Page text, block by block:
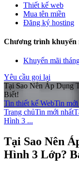
Thiết kế web
Mua tên miền
Đăng ký hosting
Chương trình khuyến
Khuyến mãi
Yêu cầu gọi lại
Tại Sao Nên Áp Dụng
Biết!
Tin thiết kế WebTin mới
Trang chủTin mới nhất
Hình 3 ...
Tại Sao Nên
Hình 3 Lớp?